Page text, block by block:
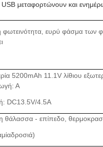
USB μεταφορτώνουν και
φωτεινότητα, ευρύ φάσμα των
5200mAh 11.1V λίθιου
Α
DC13.5V/4.5A
- επίπεδο,